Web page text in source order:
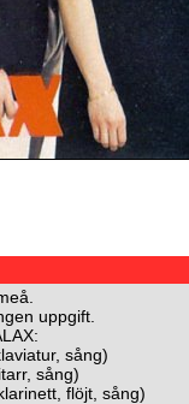
uppgift.
sång)
sång)
flöjt, sång)